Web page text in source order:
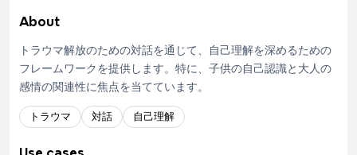
About
トラウマ解放のための対話を通じて、自己理解を深めるための
フレームワークを提供します。特に、子供の自己認識と大人の
感情の関連性に焦点を当てています。
トラウマ 対話 自己理解